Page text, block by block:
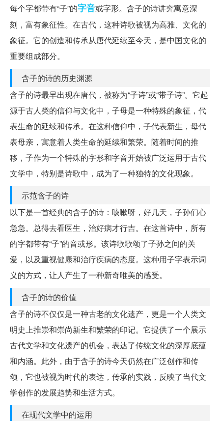
每个字都带有“子”的字音或字形。含子的诗讲究寓意深
刻，富有象征性。在古代，这种诗歌被视为高雅、文化的
象征。它的创造和传承从唐代延续至今天，是中国文化的
重要组成部分。
含子的诗的历史渊源
含子的诗最早出现在唐代，被称为“子诗”或“带子诗”。它起
源于古人类的信仰与文化中，子母是一种特殊的象征，代
表生命的延续和传承。在这种信仰中，子代表新生，母代
表母亲，寓意着人类生命的延续和繁荣。随着时间的推
移，子作为一个特殊的字形和字音开始被广泛运用于古代
文学中，特别是诗歌中，成为了一种独特的文化现象。
示范含子的诗
以下是一首经典的含子的诗：咳嗽呀，好几天，子孙们心
急急。总得去看医生，治好病才行吉。在这首诗中，所有
的字都带有“子”的音或形。该诗歌歌颂了子孙之间的关
爱，以及重视健康和治疗疾病的态度。这种用子字表示词
义的方式，让人产生了一种新奇唯美的感受。
含子的诗的价值
含子的诗不仅仅是一种古老的文化遗产，更是一个人类文
明史上推崇和崇尚新生和繁荣的印记。它提供了一个展示
古代文学和文化遗产的机会，表达了传统文化的深厚底蕴
和内涵。此外，由于含子的诗今天仍然在广泛创作和传
颂，它也被视为时代的表达，传承的实践，反映了当代文
学创作的发展趋势和生活方式。
在现代文学中的运用